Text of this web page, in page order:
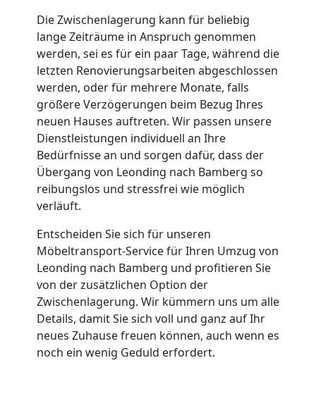
Die Zwischenlagerung kann für beliebig
lange Zeiträume in Anspruch genommen
werden, sei es für ein paar Tage, während die
letzten Renovierungsarbeiten abgeschlossen
werden, oder für mehrere Monate, falls
größere Verzögerungen beim Bezug Ihres
neuen Hauses auftreten. Wir passen unsere
Dienstleistungen individuell an Ihre
Bedürfnisse an und sorgen dafür, dass der
Übergang von Leonding nach Bamberg so
reibungslos und stressfrei wie möglich
verläuft.
Entscheiden Sie sich für unseren
Möbeltransport-Service für Ihren Umzug von
Leonding nach Bamberg und profitieren Sie
von der zusätzlichen Option der
Zwischenlagerung. Wir kümmern uns um alle
Details, damit Sie sich voll und ganz auf Ihr
neues Zuhause freuen können, auch wenn es
noch ein wenig Geduld erfordert.